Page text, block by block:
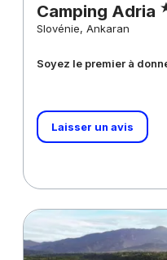
Camping Adria
Slovénie, Ankaran
Soyez le premier à
Laisser un avis